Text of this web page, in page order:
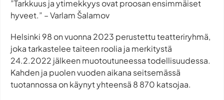
”Tarkkuus ja ytimekkyys ovat proosan ensimmäiset
hyveet.” – Varlam Šalamov
Helsinki 98 on vuonna 2023 perustettu teatteriryhmä,
joka tarkastelee taiteen roolia ja merkitystä
24.2.2022 jälkeen muotoutuneessa todellisuudessa.
Kahden ja puolen vuoden aikana seitsemässä
tuotannossa on käynyt yhteensä 8 870 katsojaa.